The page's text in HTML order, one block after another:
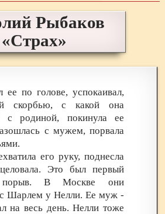
Рыбаков
«Страх»
ее по голове, успокаивал,
скорбью, с какой она
с родиной, покинула ее
с мужем, порвала
его руку, поднесла
Это был первый
порыв. В Москве они
с Шарлем у Нелли. Ее муж -
на весь день. Нелли тоже